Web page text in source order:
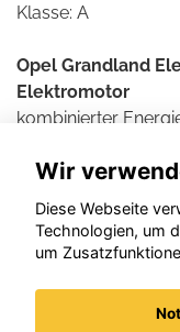
Klasse: A
Opel Grandland
Elektromotor
kombinierter
Stromverbrauch
Emissionen neuer
Emissionen neuer
Wir
Diese Webseite
Technologien, um
um